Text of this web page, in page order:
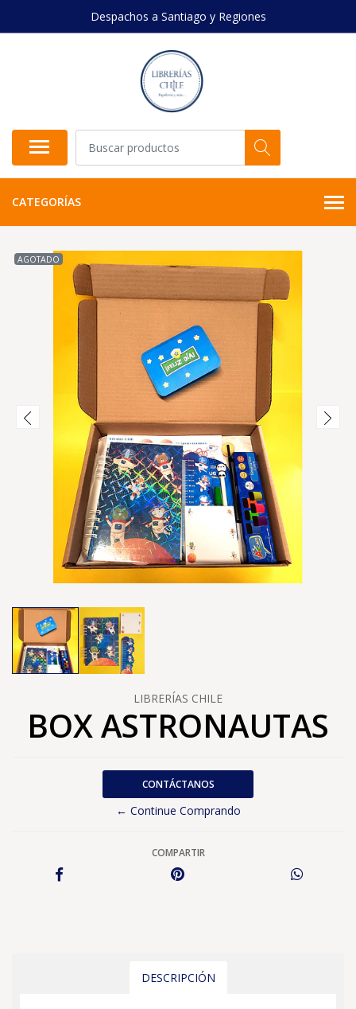
Despachos a Santiago y Regiones
CATEGORÍAS
AGOTADO
LIBRERÍAS CHILE
BOX ASTRONAUTAS
CONTÁCTANOS
← Continue Comprando
COMPARTIR
DESCRIPCIÓN